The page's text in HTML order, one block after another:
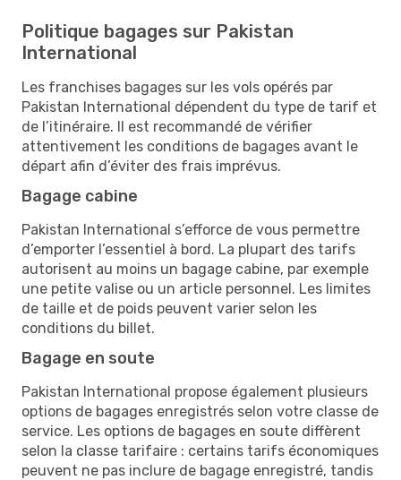
Politique bagages sur Pakistan
International
Les franchises bagages sur les vols opérés par
Pakistan International dépendent du type de tarif et
de l’itinéraire. Il est recommandé de vérifier
attentivement les conditions de bagages avant le
départ afin d’éviter des frais imprévus.
Bagage cabine
Pakistan International s’efforce de vous permettre
d’emporter l’essentiel à bord. La plupart des tarifs
autorisent au moins un bagage cabine, par exemple
une petite valise ou un article personnel. Les limites
de taille et de poids peuvent varier selon les
conditions du billet.
Bagage en soute
Pakistan International propose également plusieurs
options de bagages enregistrés selon votre classe de
service. Les options de bagages en soute diffèrent
selon la classe tarifaire : certains tarifs économiques
peuvent ne pas inclure de bagage enregistré, tandis